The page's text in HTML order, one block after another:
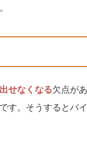
せなくなる欠点が
す。そうするとバ